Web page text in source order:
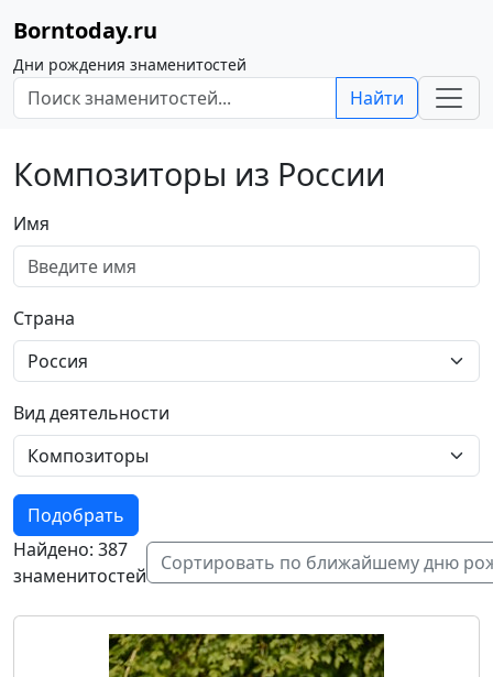
Borntoday.ru
Дни рождения знаменитостей
Найти
Композиторы из России
Имя
Страна
Вид деятельности
Подобрать
Найдено: 387
знаменитостей
Сортировать по ближайшему дню